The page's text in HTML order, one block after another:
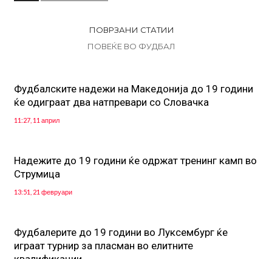
ПОВРЗАНИ СТАТИИ
ПОВЕЌЕ ВО ФУДБАЛ
Фудбалските надежи на Македонија до 19 години
ќе одиграат два натпревари со Словачка
11:27, 11 април
Надежите до 19 години ќе одржат тренинг камп во
Струмица
13:51, 21 февруари
Фудбалерите до 19 години во Луксембург ќе
играат турнир за пласман во елитните